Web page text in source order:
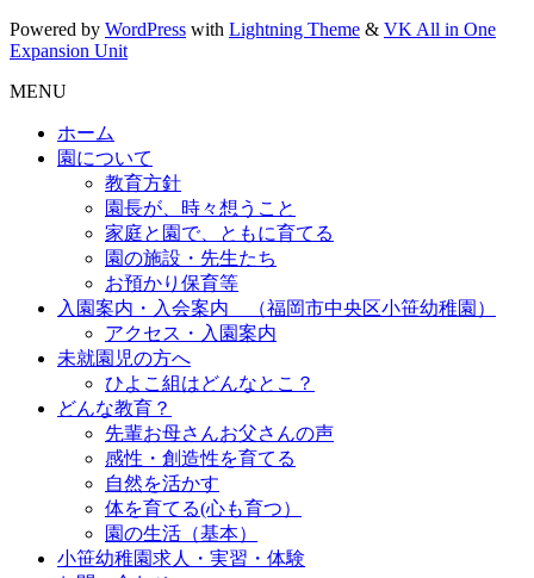
Powered by WordPress with Lightning Theme & VK All in One
Expansion Unit
MENU
ホーム
園について
教育方針
園長が、時々想うこと
家庭と園で、ともに育てる
園の施設・先生たち
お預かり保育等
入園案内・入会案内 （福岡市中央区小笹幼稚園）
アクセス・入園案内
未就園児の方へ
ひよこ組はどんなとこ？
どんな教育？
先輩お母さんお父さんの声
感性・創造性を育てる
自然を活かす
体を育てる(心も育つ）
園の生活（基本）
小笹幼稚園求人・実習・体験